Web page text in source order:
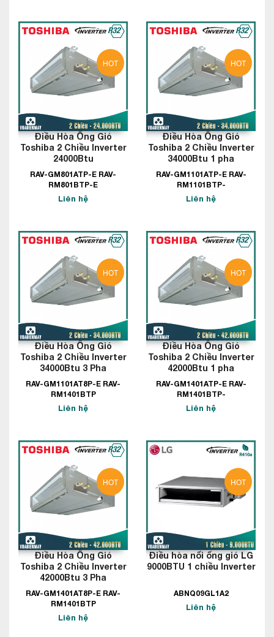
HOT
Điều Hòa Ống Gió
Toshiba 2 Chiều Inverter
24000Btu
RAV-GM801ATP-E RAV-
RM801BTP-E
Liên hệ
HOT
Điều Hòa Ống Gió
Toshiba 2 Chiều Inverter
34000Btu 1 pha
RAV-GM1101ATP-E RAV-
RM1101BTP-
Liên hệ
HOT
Điều Hòa Ống Gió
Toshiba 2 Chiều Inverter
34000Btu 3 Pha
RAV-GM1101AT8P-E RAV-
RM1401BTP
Liên hệ
HOT
Điều Hòa Ống Gió
Toshiba 2 Chiều Inverter
42000Btu 1 pha
RAV-GM1401ATP-E RAV-
RM1401BTP-
Liên hệ
HOT
Điều Hòa Ống Gió
Toshiba 2 Chiều Inverter
42000Btu 3 Pha
RAV-GM1401AT8P-E RAV-
RM1401BTP
Liên hệ
HOT
Điều hòa nối ống gió LG
9000BTU 1 chiều Inverter
ABNQ09GL1A2
Liên hệ